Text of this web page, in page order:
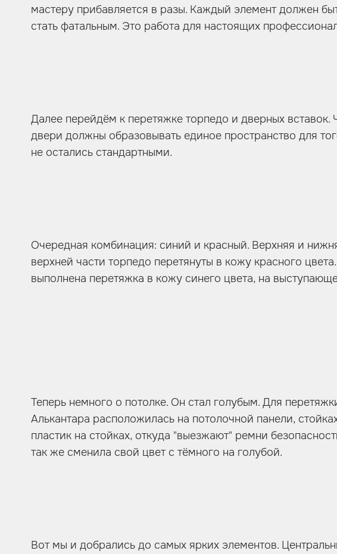
мастеру прибавляется в разы. Каждый элемент должен
стать фатальным. Это работа для настоящих
Далее перейдём к перетяжке торпедо и дверных
двери должны образовывать единое пространство для
не остались стандартными.
Очередная комбинация: синий и красный. Верхняя и
верхней части торпедо перетянуты в кожу красного
выполнена перетяжка в кожу синего цвета, на
Теперь немного о потолке. Он стал голубым. Для
Алькантара расположилась на потолочной панели,
пластик на стойках, откуда "выезжают" ремни
так же сменила свой цвет с тёмного на голубой.
Вот мы и добрались до самых ярких элементов.